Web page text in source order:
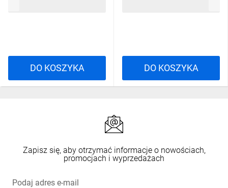
DO KOSZYKA DO KOSZYKA
Zapisz się, aby otrzymać informacje o nowościach,
promocjach i wyprzedażach
Podaj adres e-mail